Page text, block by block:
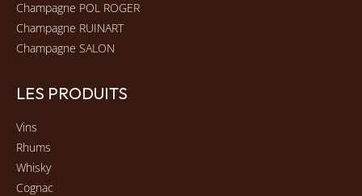
Champagne POL ROGER
Champagne RUINART
Champagne SALON
LES PRODUITS
Vins
Rhums
Whisky
Cognac